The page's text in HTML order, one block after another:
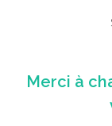
Merci à